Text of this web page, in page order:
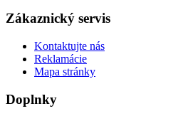
Zákaznický servis
Kontaktujte nás
Reklamácie
Mapa stránky
Doplnky